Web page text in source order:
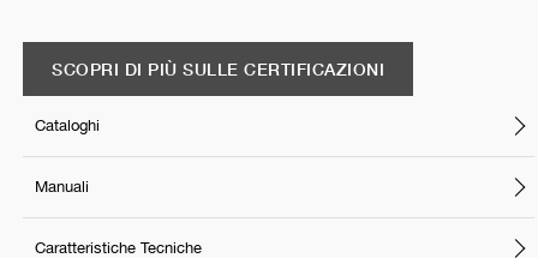
SCOPRI DI PIÙ SULLE CERTIFICAZIONI
Cataloghi
Manuali
Caratteristiche Tecniche